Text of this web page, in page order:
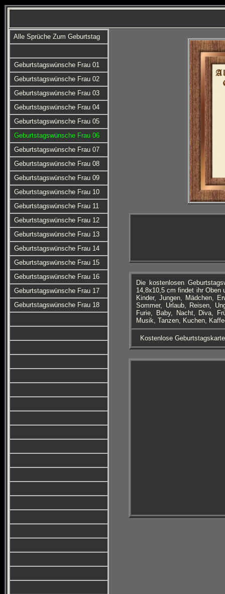
Alle Sprüche Zum Geburtstag
Geburtstagswünsche Frau 01
Geburtstagswünsche Frau 02
Geburtstagswünsche Frau 03
Geburtstagswünsche Frau 04
Geburtstagswünsche Frau 05
Geburtstagswünsche Frau 06
Geburtstagswünsche Frau 07
Geburtstagswünsche Frau 08
Geburtstagswünsche Frau 09
Geburtstagswünsche Frau 10
Geburtstagswünsche Frau 11
Geburtstagswünsche Frau 12
Geburtstagswünsche Frau 13
Geburtstagswünsche Frau 14
Geburtstagswünsche Frau 15
Geburtstagswünsche Frau 16
Geburtstagswünsche Frau 17
Geburtstagswünsche Frau 18
Die kostenlosen
14,8x10,5 cm findet ihr Oben
Kinder, Jungen, Mädchen,
Sommer, Urlaub, Reisen,
Furie, Baby, Nacht, Diva,
Musik, Tanzen, Kuchen,
Kostenlose